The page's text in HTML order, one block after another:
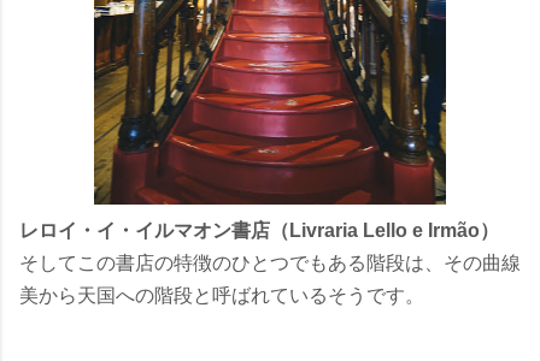
レロイ・イ・イルマオン書店（Livraria Lello e Irmão）
そしてこの書店の特徴のひとつでもある階段は、その曲線
美から天国への階段と呼ばれているそうです。